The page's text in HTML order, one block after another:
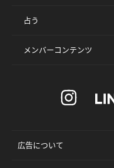
占う
メンバーコンテンツ
広告について